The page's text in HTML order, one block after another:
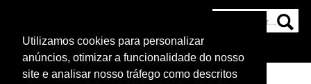
Utilizamos cookies para personalizar
anúncios, otimizar a funcionalidade do nosso
site e analisar nosso tráfego como descritos
NOTÍCIAS